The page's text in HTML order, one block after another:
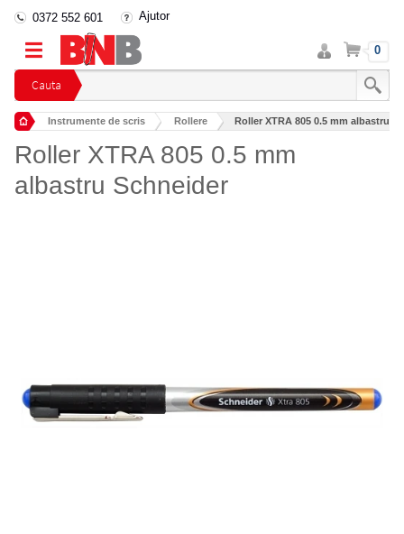
Cauta
0372 552 601 Ajutor
Intra
in
cont
Cos 0
Instrumente de scris Rollere Roller XTRA 805 0.5 mm albastru
Roller XTRA 805 0.5 mm
albastru Schneider